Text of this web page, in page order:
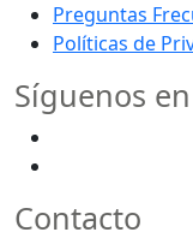
Preguntas
Políticas de
Síguenos en
Contacto